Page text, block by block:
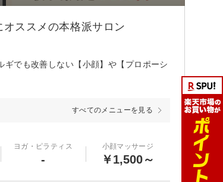
ススメの本格派サロン
でも改善しない【小顔】や【プロポーシ
すべてのメニューを見る
ヨガ・ピラティス
-
小顔マッサージ
￥1,500～